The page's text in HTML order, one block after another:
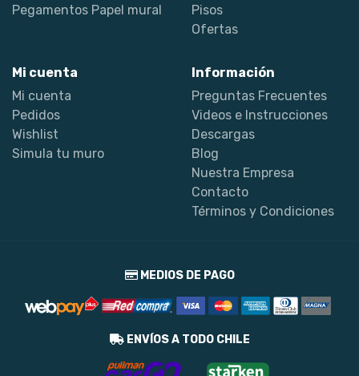
Pegamentos Papel mural
Pisos
Ofertas
Mi cuenta
Mi cuenta
Pedidos
Wishlist
Simula tu muro
Información
Preguntas Frecuentes
Videos e Instrucciones
Descargas
Blog
Nuestra Empresa
Contacto
Términos y Condiciones
MEDIOS DE PAGO
ENVÍOS A TODO CHILE